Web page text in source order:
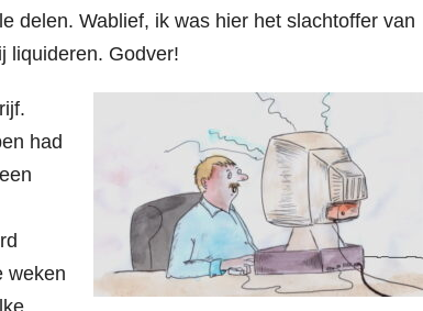
delen. Wablief, ik was hier het slachtoffer van
liquideren. Godver!
had
weken